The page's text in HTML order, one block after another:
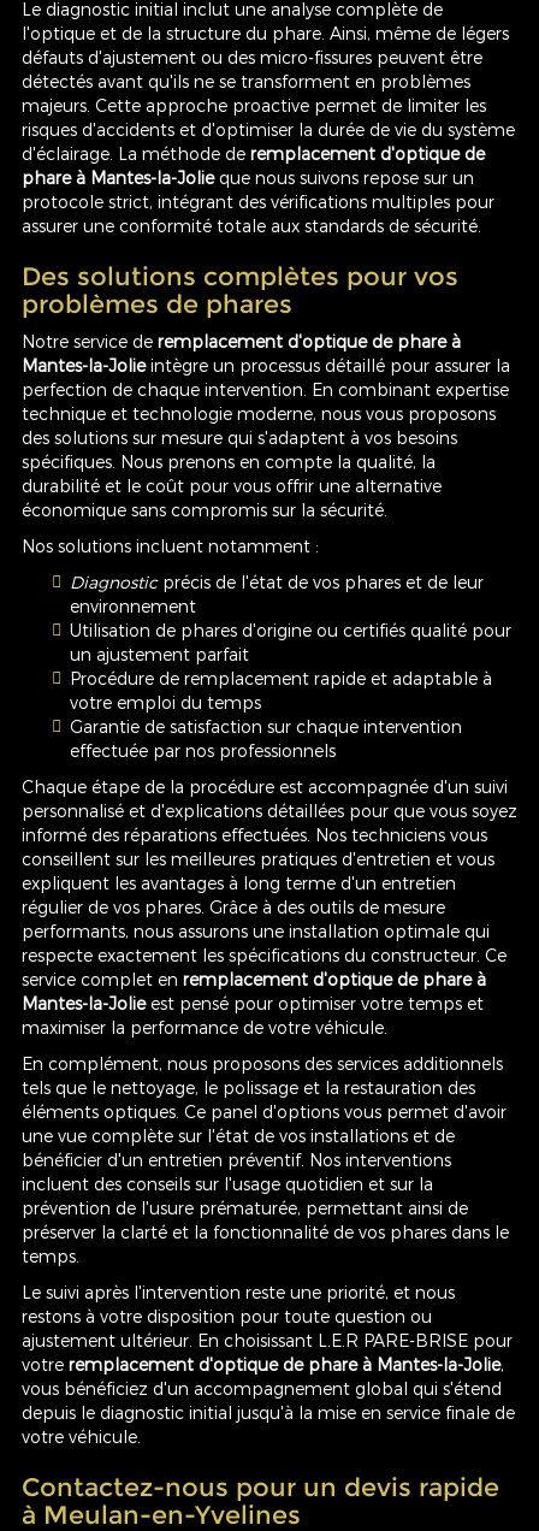
Le diagnostic initial inclut une analyse complète de
l'optique et de la structure du phare. Ainsi, même de légers
défauts d'ajustement ou des micro-fissures peuvent être
détectés avant qu'ils ne se transforment en problèmes
majeurs. Cette approche proactive permet de limiter les
risques d'accidents et d'optimiser la durée de vie du système
d'éclairage. La méthode de remplacement d'optique de
phare à Mantes-la-Jolieque nous suivons repose sur un
protocole strict, intégrant des vérifications multiples pour
assurer une conformité totale aux standards de sécurité.
Des solutions complètes pour vos
problèmes de phares
Notre service de remplacement d'optique de phare à
Mantes-la-Jolieintègre un processus détaillé pour assurer la
perfection de chaque intervention. En combinant expertise
technique et technologie moderne, nous vous proposons
des solutions sur mesure qui s'adaptent à vos besoins
spécifiques. Nous prenons en compte la qualité, la
durabilité et le coût pour vous offrir une alternative
économique sans compromis sur la sécurité.
Nos solutions incluent notamment :
Diagnosticprécis de l'état de vos phares et de leur
environnement
Utilisation de phares d'origine ou certifiés qualité pour
un ajustement parfait
Procédure de remplacement rapide et adaptable à
votre emploi du temps
Garantie de satisfaction sur chaque intervention
effectuée par nos professionnels
Chaque étape de la procédure est accompagnée d'un suivi
personnalisé et d'explications détaillées pour que vous soyez
informé des réparations effectuées. Nos techniciens vous
conseillent sur les meilleures pratiques d'entretien et vous
expliquent les avantages à long terme d'un entretien
régulier de vos phares. Grâce à des outils de mesure
performants, nous assurons une installation optimale qui
respecte exactement les spécifications du constructeur. Ce
service complet en remplacement d'optique de phare à
Mantes-la-Jolieest pensé pour optimiser votre temps et
maximiser la performance de votre véhicule.
En complément, nous proposons des services additionnels
tels que le nettoyage, le polissage et la restauration des
éléments optiques. Ce panel d'options vous permet d'avoir
une vue complète sur l'état de vos installations et de
bénéficier d'un entretien préventif. Nos interventions
incluent des conseils sur l'usage quotidien et sur la
prévention de l'usure prématurée, permettant ainsi de
préserver la clarté et la fonctionnalité de vos phares dans le
temps.
Le suivi après l'intervention reste une priorité, et nous
restons à votre disposition pour toute question ou
ajustement ultérieur. En choisissant L.E.R PARE-BRISE pour
votre remplacement d'optique de phare à Mantes-la-Jolie,
vous bénéficiez d'un accompagnement global qui s'étend
depuis le diagnostic initial jusqu'à la mise en service finale de
votre véhicule.
Contactez-nous pour un devis rapide
à Meulan-en-Yvelines